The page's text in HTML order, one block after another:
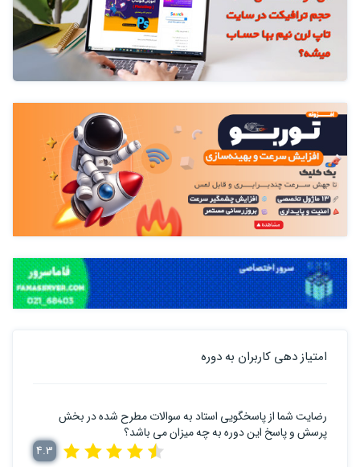
امتیاز دهی کاربران به دوره
رضایت شما از پاسخگویی استاد به سوالات مطرح شده در بخش
پرسش و پاسخ این دوره به چه میزان می باشد؟
4.3